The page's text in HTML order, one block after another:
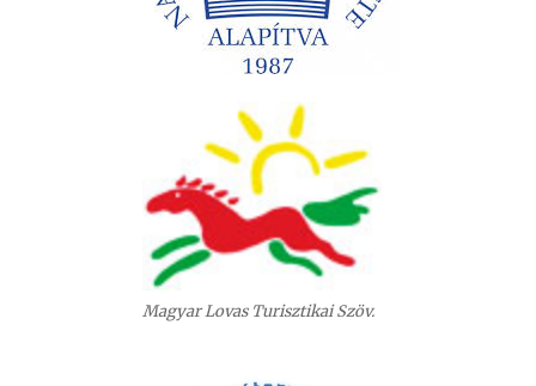
Magyar Lovas Turisztikai Szöv.